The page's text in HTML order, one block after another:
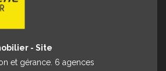
- Site
et gérance. 6 agences